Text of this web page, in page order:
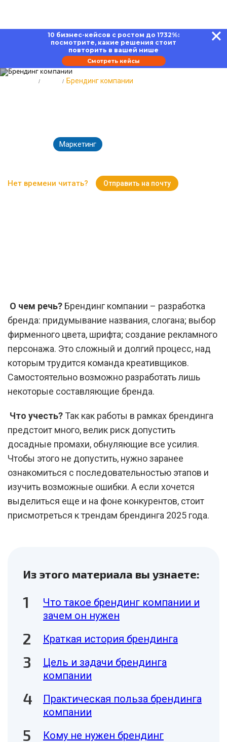
10 бизнес-кейсов с ростом до 1732%:
посмотрите, какие решения стоит
повторить в вашей нише
Смотреть кейсы
Брендинг компании
Маркетинг
Нет времени читать? Отправить на почту
О чем речь? Брендинг компании – разработка
бренда: придумывание названия, слогана; выбор
фирменного цвета, шрифта; создание рекламного
персонажа. Это сложный и долгий процесс, над
которым трудится команда креативщиков.
Самостоятельно возможно разработать лишь
некоторые составляющие бренда.
Что учесть? Так как работы в рамках брендинга
предстоит много, велик риск допустить
досадные промахи, обнуляющие все усилия.
Чтобы этого не допустить, нужно заранее
ознакомиться с последовательностью этапов и
изучить возможные ошибки. А если хочется
выделиться еще и на фоне конкурентов, стоит
присмотреться к трендам брендинга 2025 года.
Из этого материала вы узнаете:
Что такое брендинг компании и
зачем он нужен
Краткая история брендинга
Цель и задачи брендинга
компании
Практическая польза брендинга
компании
Кому не нужен брендинг